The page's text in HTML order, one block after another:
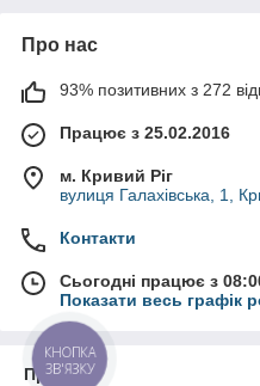
Про нас
93% позитивних з 272
Працює з 25.02.2016
м. Кривий Ріг
вулиця Галахівська, 1,
Контакти
Сьогодні працює з
Показати весь графік
Про нас
КНОПКА
ЗВ'ЯЗКУ